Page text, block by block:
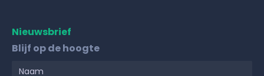
Nieuwsbrief
Blijf op de hoogte